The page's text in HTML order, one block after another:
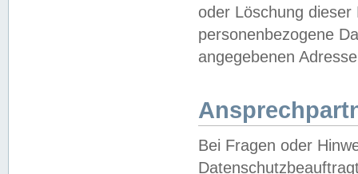
oder Löschung
personenbezogene
angegebenen
Bei Fragen oder